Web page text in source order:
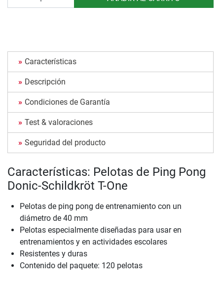
Características
Descripción
Condiciones de Garantía
Test & valoraciones
Seguridad del producto
Características: Pelotas de Ping Pong
Donic-Schildkröt T-One
Pelotas de ping pong de entrenamiento con un
diámetro de 40 mm
Pelotas especialmente diseñadas para usar en
entrenamientos y en actividades escolares
Resistentes y duras
Contenido del paquete: 120 pelotas